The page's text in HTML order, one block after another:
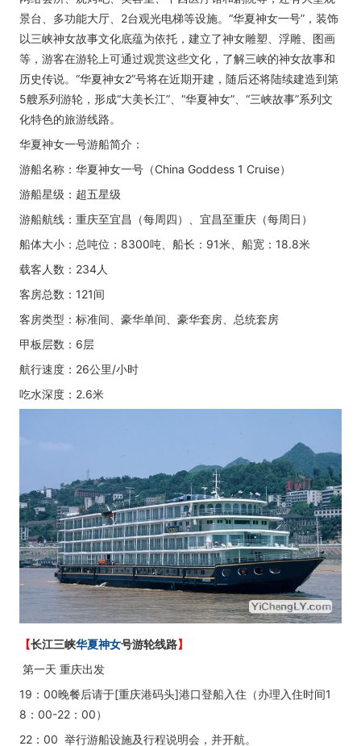
景台、多功能大厅、2台观光电梯等设施。“华夏神女一号”，装饰
以三峡神女故事文化底蕴为依托，建立了神女雕塑、浮雕、图画
等，游客在游轮上可通过观赏这些文化，了解三峡的神女故事和
历史传说。“华夏神女2”号将在近期开建，随后还将陆续建造到第
5艘系列游轮，形成“大美长江”、“华夏神女”、“三峡故事”系列文
化特色的旅游线路。
华夏神女一号游船简介：
游船名称：华夏神女一号（China Goddess 1 Cruise）
游船星级：超五星级
游船航线：重庆至宜昌（每周四）、宜昌至重庆（每周日）
船体大小：总吨位：8300吨、船长：91米、船宽：18.8米
载客人数：234人
客房总数：121间
客房类型：标准间、豪华单间、豪华套房、总统套房
甲板层数：6层
航行速度：26公里/小时
吃水深度：2.6米
【长江三峡华夏神女号游轮线路】
第一天 重庆出发
19：00晚餐后请于[重庆港码头]港口登船入住（办理入住时间1
8：00-22：00）
22：00 举行游船设施及行程说明会，并开航。